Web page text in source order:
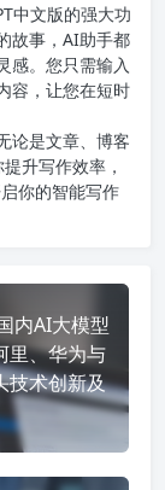
中文版的强大功
故事，AI助手都
感。您只需输入
容，让您在短时
论是文章、博客
升写作效率，
启你的智能写作
内AI大模型
里、华为与
技术创新及